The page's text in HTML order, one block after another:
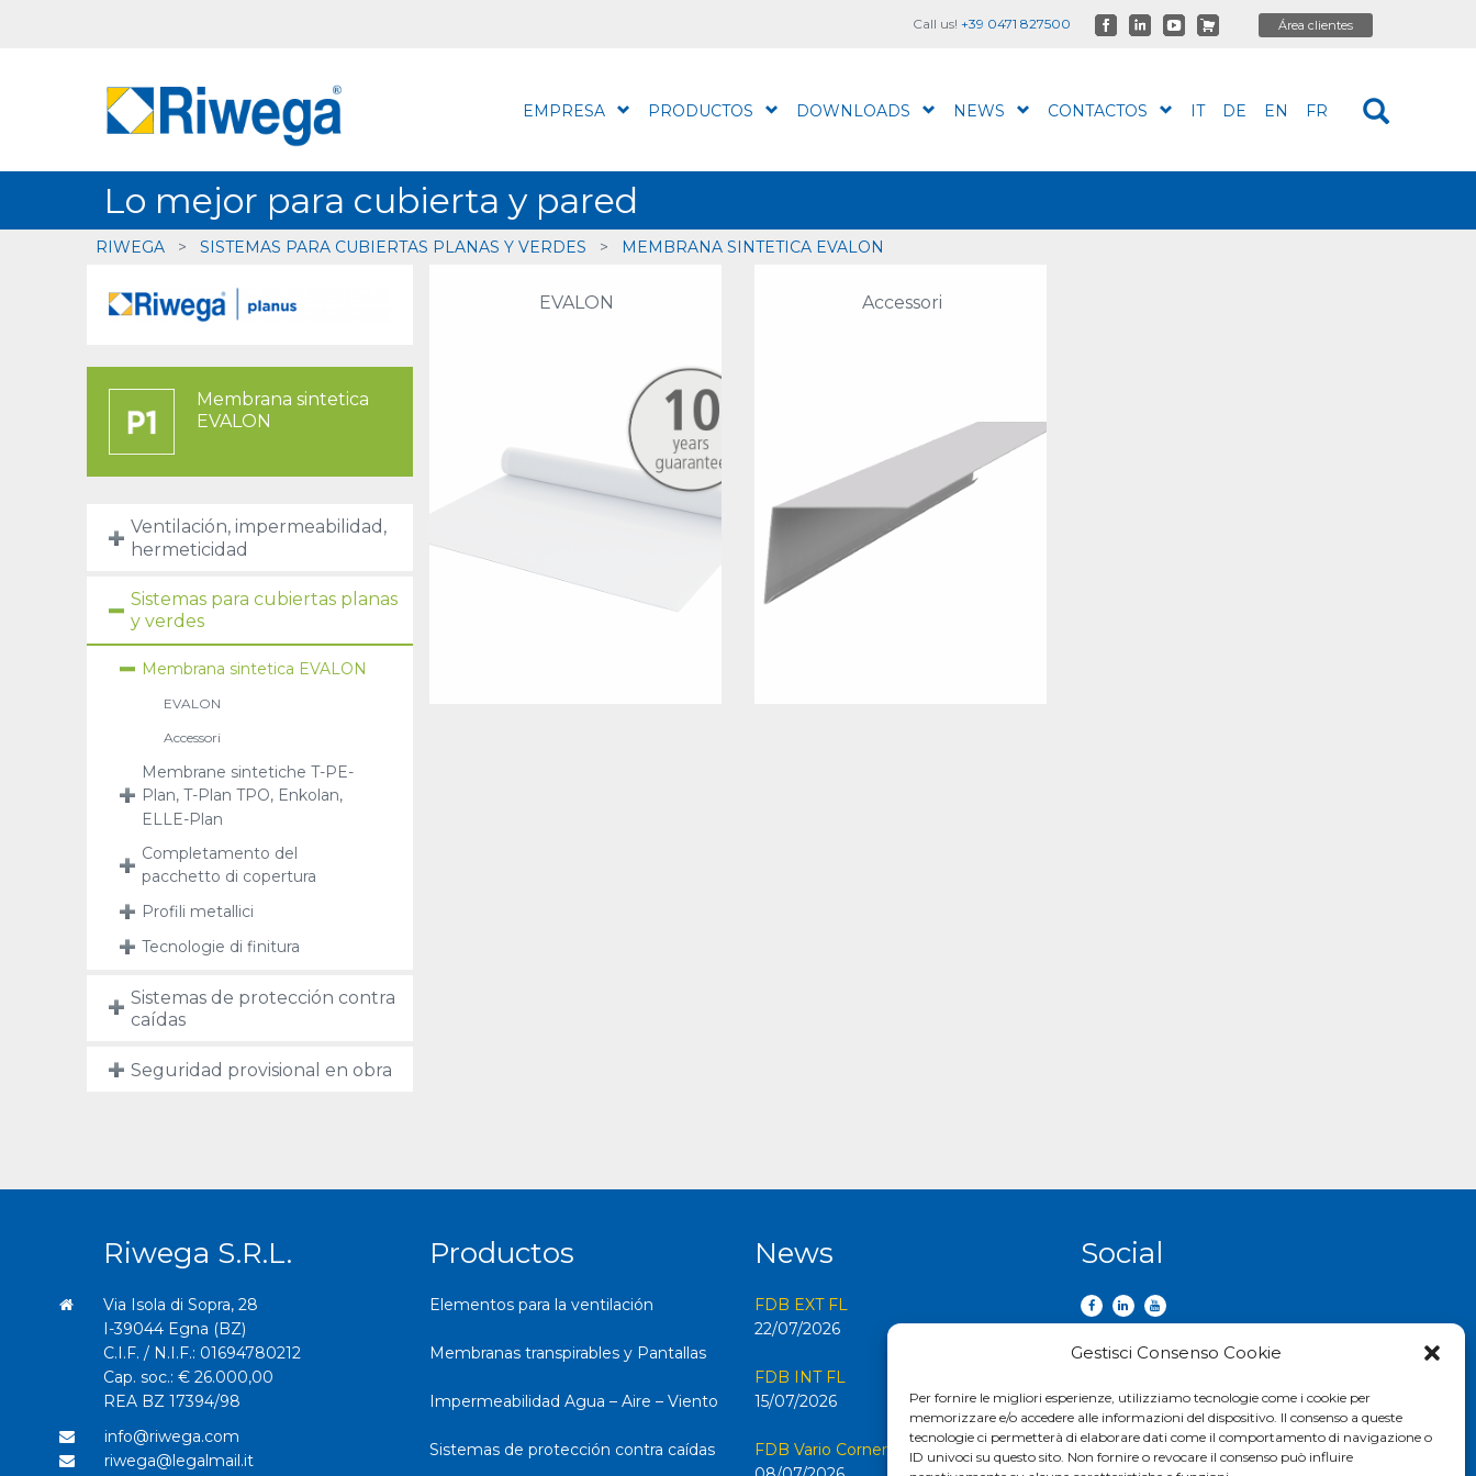
Gestisci Consenso Cookie
Per fornire le migliori esperienze, utilizziamo tecnologie come i cookie per
memorizzare e/o accedere alle informazioni del dispositivo. Il consenso a queste
tecnologie ci permetterà di elaborare dati come il comportamento di navigazione o
ID univoci su questo sito. Non fornire o revocare il consenso può influire
EMPRESA PRODUCTOS DOWNLOADS NEWS CONTACTOS IT DE EN FR
Call us! +39 0471 827500
Lo mejor para cubierta y pared
RIWEGA > SISTEMAS PARA CUBIERTAS PLANAS Y VERDES > MEMBRANA SINTETICA EVALON
Membrana sintetica
EVALON
Ventilación, impermeabilidad,
hermeticidad
Sistemas para cubiertas planas
y verdes
Membrana sintetica EVALON
EVALON
Accessori
Membrane sintetiche T-PE-
Plan, T-Plan TPO, Enkolan,
ELLE-Plan
Completamento del
pacchetto di copertura
Profili metallici
Tecnologie di finitura
Sistemas de protección contra
caídas
Seguridad provisional en obra
EVALON Accessori
Riwega S.r.l.
Via Isola di Sopra, 28
I-39044 Egna (BZ)
C.I.F. / N.I.F.: 01694780212
Cap. soc.: € 26.000,00
REA BZ 17394/98
info@riwega.com
riwega@legalmail.it
Productos
Elementos para la ventilación
Membranas transpirables y Pantallas
Impermeabilidad Agua – Aire – Viento
Sistemas de protección contra caídas
News
FDB EXT FL
22/07/2026
FDB INT FL
15/07/2026
FDB Vario Corner FL
Social